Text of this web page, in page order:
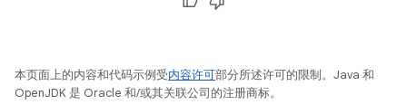
本页面上的内容和代码示例受内容许可部分所述许可的限制。Java 和
OpenJDK 是 Oracle 和/或其关联公司的注册商标。